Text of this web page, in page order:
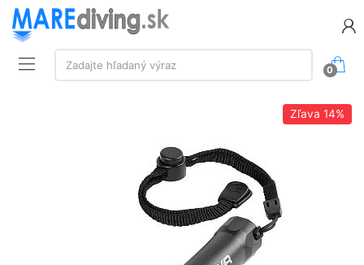
Vyhľadávanie:
Zadajte hľadaný výraz
0
Zľava 14%